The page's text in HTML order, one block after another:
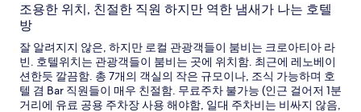
조용한 위치, 친절한 직원 하지만 역한 냄새가 나는 호텔
방
잘 알려지지 않은, 하지만 로컬 관광객들이 붐비는 크로아티아 라
빈. 호텔위치는 관광객들이 붐비는 곳에 위치함. 최근에 레노베이
션한듯 깔끔함. 총 7개의 객실의 작은 규모이나, 조식 가능하며 호
텔 겸 Bar 직원들이 매우 친절함. 무료주차 불가능 (인근 걸어저 1분
거리에 유료 공용 주차장 사용 해야함, 일대 주차비는 비싸지 않음,